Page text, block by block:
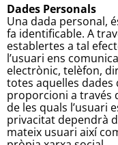
Dades Personals
Una dada personal,
fa identificable. A
establertes a tal
l’usuari ens
electrònic, telèfon,
totes aquelles
proporcioni a través
de les quals l’usuari
privacitat dependrà
mateix usuari així